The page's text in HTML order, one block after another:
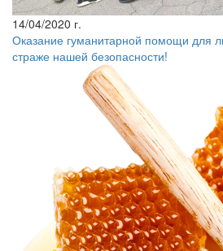
14/04/2020 г.
Оказание гуманитарной помощи для
страже нашей безопасности!